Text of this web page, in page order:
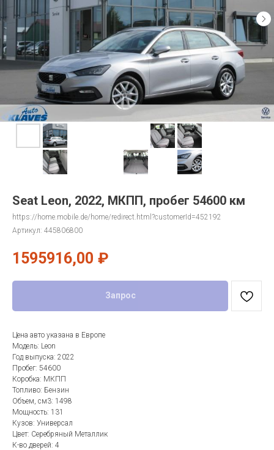
Seat Leon, 2022, МКПП, пробег 54600 км
https://home.mobile.de/home/redirect.html?customerId=452192
Артикул: 445806800
1595916,00 ₽
Запрос
Цена авто указана в Европе
Модель: Leon
Год выпуска: 2022
Пробег: 54600
Коробка: МКПП
Топливо: Бензин
Объем, см3: 1498
Мощность: 131
Кузов: Универсал
Цвет: Серебряный Металлик
К-во дверей: 4